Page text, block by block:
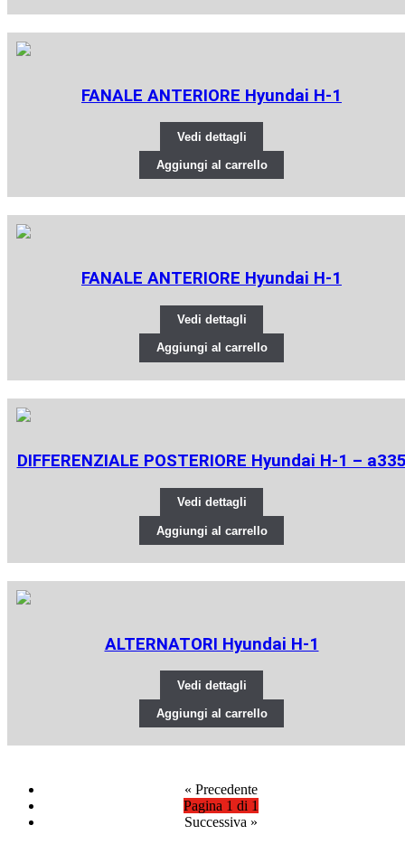
FANALE ANTERIORE Hyundai H-1
Vedi dettagli
Aggiungi al carrello
FANALE ANTERIORE Hyundai H-1
Vedi dettagli
Aggiungi al carrello
DIFFERENZIALE POSTERIORE Hyundai H-1 –
Vedi dettagli
Aggiungi al carrello
ALTERNATORI Hyundai H-1
Vedi dettagli
Aggiungi al carrello
« Precedente
Pagina 1 di 1
Successiva »